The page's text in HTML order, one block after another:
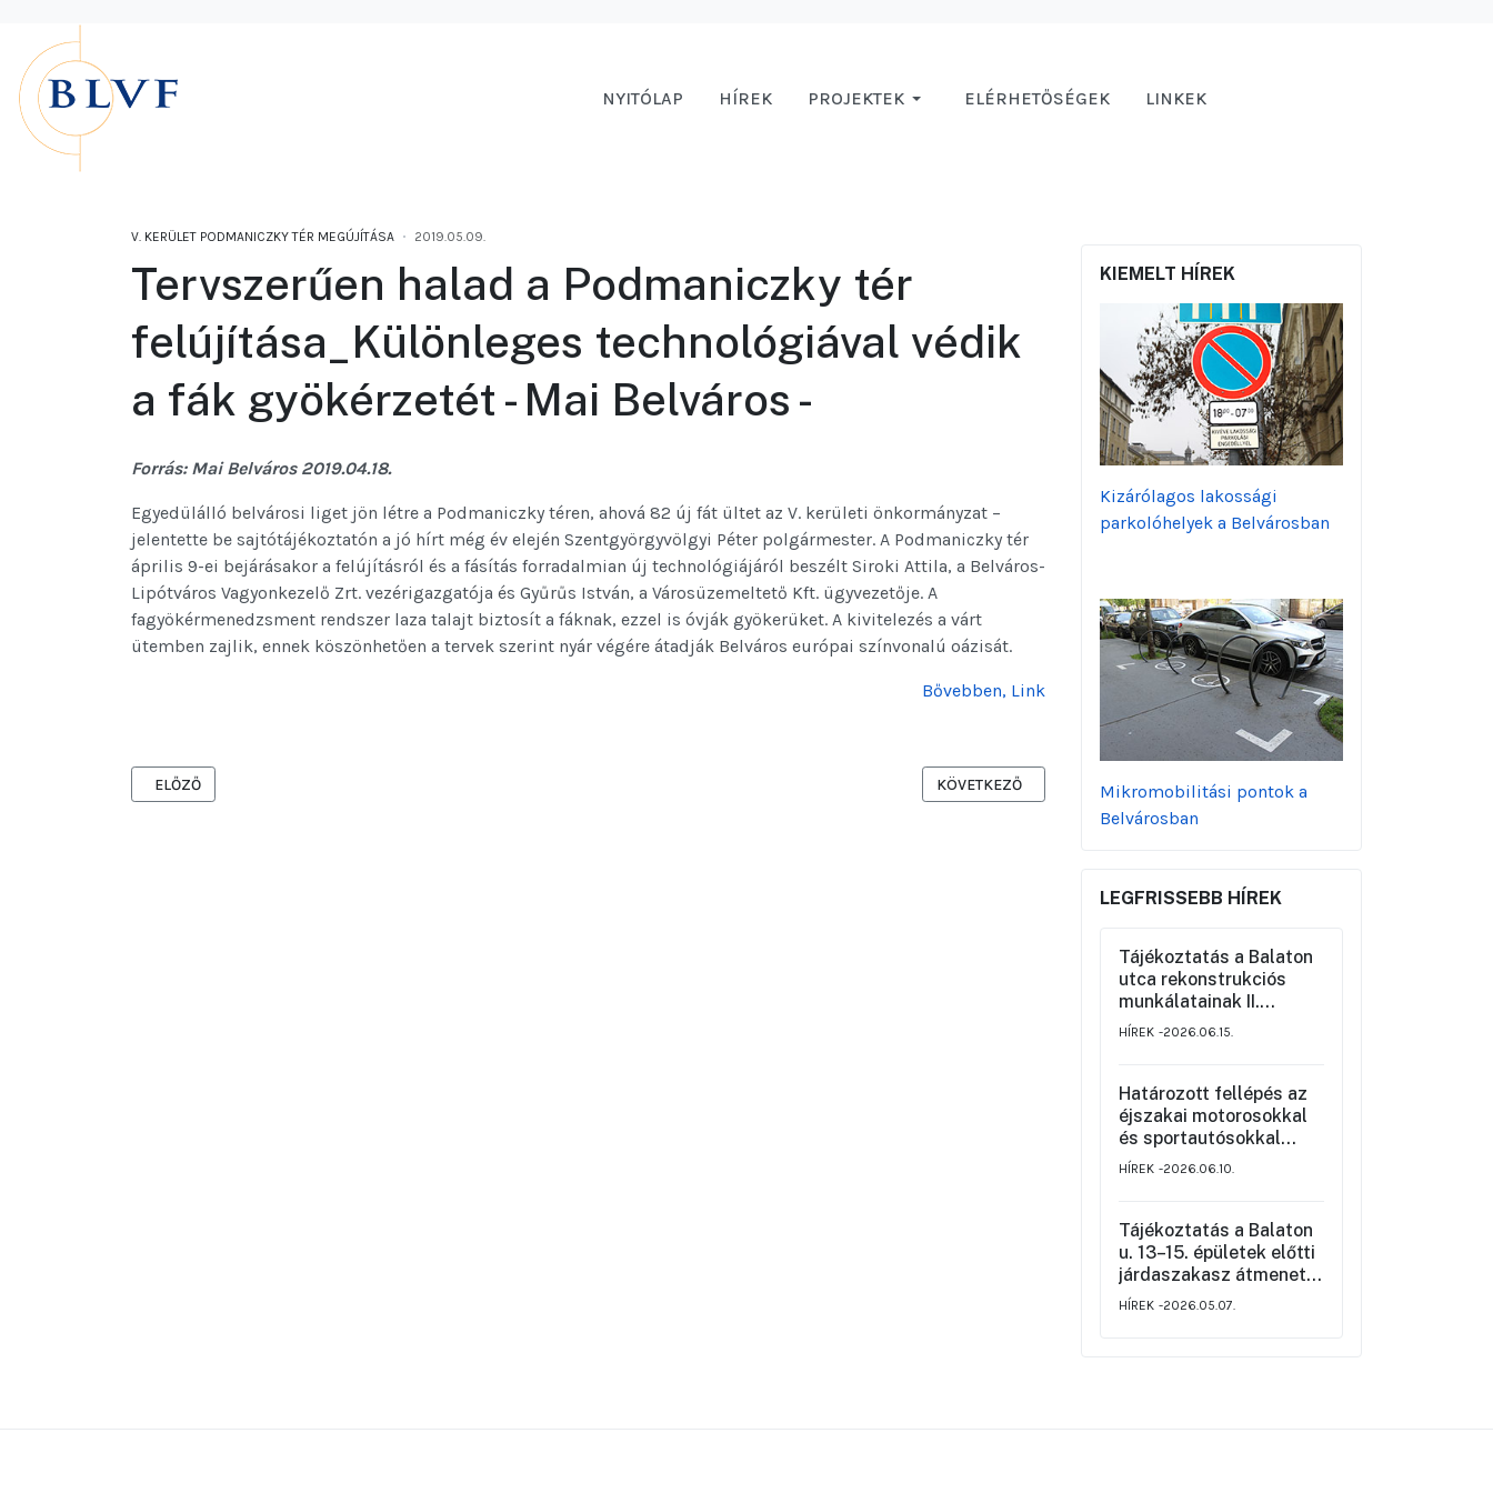
NYITÓLAP HÍREK PROJEKTEK ELÉRHETŐSÉGEK LINKEK
V. KERÜLET PODMANICZKY TÉR MEGÚJÍTÁSA 2019.05.09.
Tervszerűen halad a Podmaniczky tér
felújítása_Különleges technológiával védik
a fák gyökérzetét - Mai Belváros -
Forrás: Mai Belváros 2019.04.18.
Egyedülálló belvárosi liget jön létre a Podmaniczky téren, ahová 82 új fát ültet az V. kerületi önkormányzat –
jelentette be sajtótájékoztatón a jó hírt még év elején Szentgyörgyvölgyi Péter polgármester. A Podmaniczky tér
április 9-ei bejárásakor a felújításról és a fásítás forradalmian új technológiájáról beszélt Siroki Attila, a Belváros-
Lipótváros Vagyonkezelő Zrt. vezérigazgatója és Gyűrűs István, a Városüzemeltető Kft. ügyvezetője. A
fagyökérmenedzsment rendszer laza talajt biztosít a fáknak, ezzel is óvják gyökerüket. A kivitelezés a várt
ütemben zajlik, ennek köszönhetően a tervek szerint nyár végére átadják Belváros európai színvonalú oázisát.
Bővebben, Link
ELŐZŐ CIKK: MEGÚJUL A BELVÁROS HÁROM KÖZPONTI TERE A PENTA KÖZREMŰKÖDŐ MUNKÁJÁVAL - MAGYAREPITOK.HU -
ELŐZŐ KÖVETKEZŐ CIKK: PARKOSÍTÁS ÉS FEJLESZTÉS BELVÁROSBAN - MAI BELVÁROS
KÖVETKEZŐ
KIEMELT HÍREK
Kizárólagos lakossági
parkolóhelyek a Belvárosban
Mikromobilitási pontok a
Belvárosban
LEGFRISSEBB HÍREK
Tájékoztatás a Balaton
utca rekonstrukciós
munkálatainak II.
üteméről a Szemere
valamint a környék
ideiglenes forgalmi
rendjéről
HÍREK 2026.06.15.
Határozott fellépés az
éjszakai motorosokkal
és sportautósokkal
szemben
HÍREK 2026.06.10.
Tájékoztatás a Balaton
u. 13–15. épületek előtti
járdaszakasz átmeneti
korlátozásáról
HÍREK 2026.05.07.